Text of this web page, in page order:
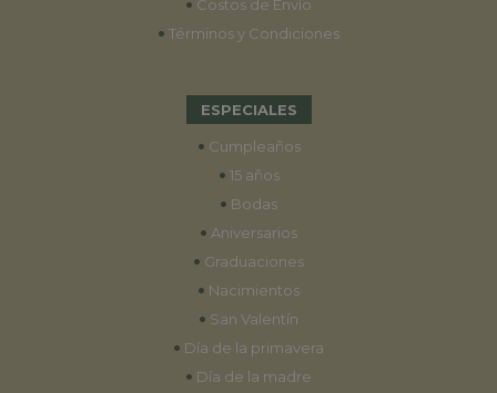
Costos de Envío
• Términos y Condiciones
ESPECIALES
• Cumpleaños
• 15 años
• Bodas
• Aniversarios
• Graduaciones
• Nacimientos
• San Valentín
• Día de la primavera
• Día de la madre